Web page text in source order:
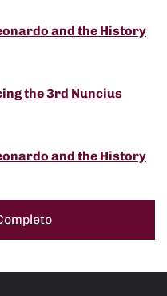
and the History
the 3rd Nuncius
and the History